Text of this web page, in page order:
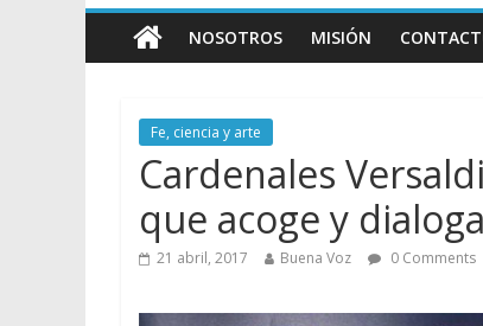
NOSOTROS MISIÓN
Fe, ciencia y arte
Cardenales
que acoge y dialoga
21 abril, 2017 Buena Voz 0 Comments